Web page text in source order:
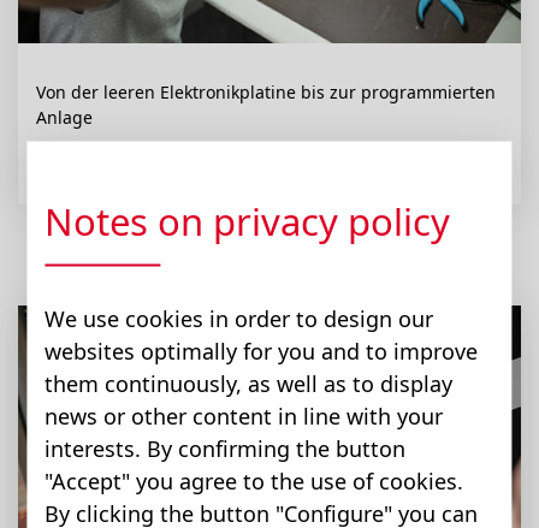
Von der leeren Elektronikplatine bis zur programmierten
Anlage
Elektroniker:in
Notes on privacy policy
We use cookies in order to design our
websites optimally for you and to improve
them continuously, as well as to display
news or other content in line with your
interests. By confirming the button
"Accept" you agree to the use of cookies.
By clicking the button "Configure" you can